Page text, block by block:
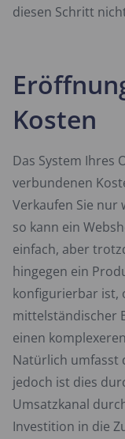
diesen Schritt
Kosten
Das System Ihres
verbundenen
Verkaufen Sie nur
so kann ein
einfach, aber
hingegen ein
konfigurierbar ist,
mittelständischer
einen
Natürlich umfasst
jedoch ist dies
Umsatzkanal
Investition in die